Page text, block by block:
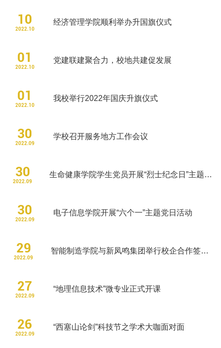
招生就业
合作交流
校园生活
链接
数字湖院
学校邮箱
领导信箱
EN
10
2022.10
经济管理学院顺利举办升国旗仪式
01
2022.10
党建联建聚合力，校地共建促发展
01
2022.10
我校举行2022年国庆升旗仪式
30
2022.09
学校召开服务地方工作会议
30
2022.09
生命健康学院学生党员开展“烈士纪念日”主题党日活动
30
2022.09
电子信息学院开展“六个一”主题党日活动
29
2022.09
智能制造学院与新凤鸣集团举行校企合作签约仪式
27
2022.09
“地理信息技术”微专业正式开课
26
2022.09
“西塞山论剑”科技节之学术大咖面对面